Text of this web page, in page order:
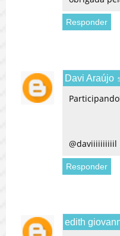
Responder
Davi Araújo
@daviiiiiiiiiil
Responder
edith